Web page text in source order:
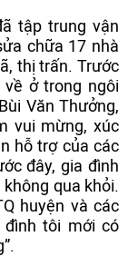
tập trung vận
chữa 17 nhà
thị trấn. Trước
ở trong ngôi
Văn Thưởng,
vui mừng, xúc
hỗ trợ của các
đây, gia đình
qua khỏi.
huyện và các
đình tôi mới có